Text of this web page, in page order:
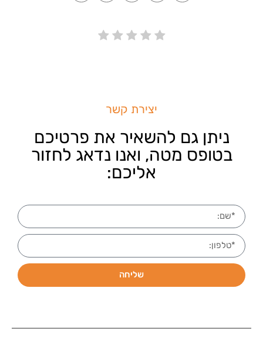
יצירת קשר
ניתן גם להשאיר את פרטיכם
בטופס מטה, ואנו נדאג לחזור
אליכם:
שליחה